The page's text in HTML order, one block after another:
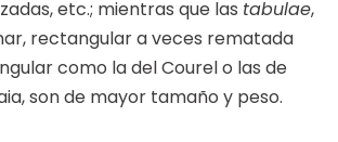
etc.; mientras que las tabulae,
rectangular a veces rematada
como la del Courel o las de
son de mayor tamaño y peso.